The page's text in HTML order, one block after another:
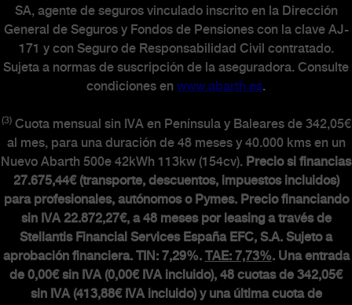
SA, agente de seguros vinculado inscrito en la Dirección
General de Seguros y Fondos de Pensiones con la clave AJ-
171 y con Seguro de Responsabilidad Civil contratado.
Sujeta a normas de suscripción de la aseguradora. Consulte
condiciones en www.abarth.es.
(3)Cuota mensual sin IVA en Península y Baleares de 342,05€
al mes, para una duración de 48 meses y 40.000 kms en un
Nuevo Abarth 500e 42kWh 113kw (154cv). Precio si financias
27.675,44€ (transporte, descuentos, impuestos incluidos)
para profesionales, autónomos o Pymes. Precio financiando
sin IVA 22.872,27€, a 48 meses por leasing a través de
Stellantis Financial Services España EFC, S.A. Sujeto a
aprobación financiera. TIN: 7,29%. TAE: 7,73%. Una entrada
de 0,00€ sin IVA (0,00€ IVA incluido), 48 cuotas de 342,05€
sin IVA (413,88€ IVA incluido) y una última cuota de